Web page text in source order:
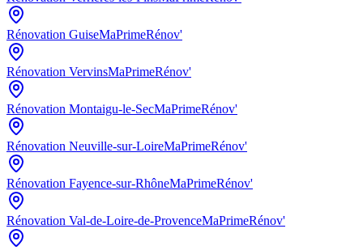
Rénovation GuiseMaPrimeRénov'
Rénovation VervinsMaPrimeRénov'
Rénovation Montaigu-le-SecMaPrimeRénov'
Rénovation Neuville-sur-LoireMaPrimeRénov'
Rénovation Fayence-sur-RhôneMaPrimeRénov'
Rénovation Val-de-Loire-de-ProvenceMaPrimeRénov'